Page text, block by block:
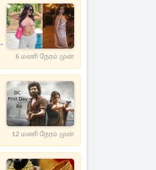
6 மணி நேரம் முன்
12 மணி நேரம் முன்